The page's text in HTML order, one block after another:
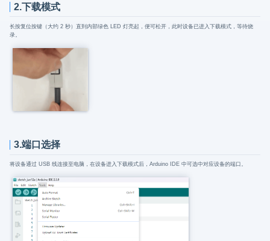
2.下载模式
长按复位按键（大约 2 秒）直到内部绿色 LED 灯亮起，便可松开，此时设备已进入下载模式，等待烧
录。
3.端口选择
将设备通过 USB 线连接至电脑，在设备进入下载模式后，Arduino IDE 中可选中对应设备的端口。